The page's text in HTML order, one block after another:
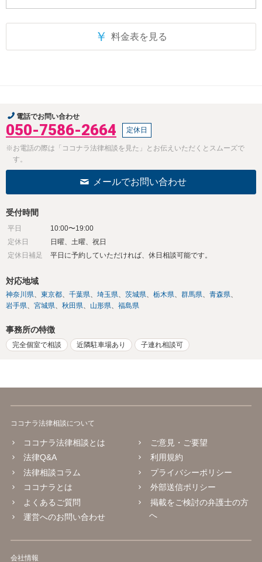
￥ 料金表を見る
電話でお問い合わせ
050-7586-2664 定休日
※お電話の際は「ココナラ法律相談を見た」とお伝えいただくとスムーズで
す。
メールでお問い合わせ
受付時間
平日
10:00〜19:00
定休日
日曜、土曜、祝日
定休日補足
平日に予約していただければ、休日相談可能です。
対応地域
神奈川県 東京都 千葉県 埼玉県 茨城県 栃木県 群馬県
青森県
岩手県
宮城県 秋田県 山形県 福島県
事務所の特徴
完全個室で相談 近隣駐車場あり 子連れ相談可
ココナラ法律相談について
ココナラ法律相談とは
法律Q&A
法律相談コラム
ココナラとは
よくあるご質問
運営へのお問い合わせ
ご意見・ご要望
利用規約
プライバシーポリシー
外部送信ポリシー
掲載をご検討の弁護士の方
へ
会社情報